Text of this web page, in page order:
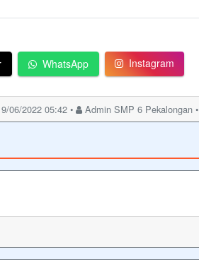
WhatsApp Instagram
06/2022 05:42 • Admin SMP 6 Pekalongan •